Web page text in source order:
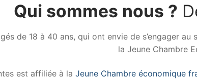
Qui sommes nous ?
de 18 à 40 ans, qui ont envie de s’engager
la Jeune Chambre
est affiliée à la Jeune Chambre économique